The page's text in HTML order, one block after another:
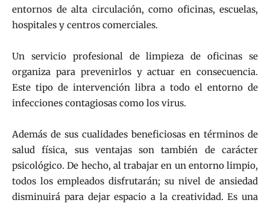
entornos de alta circulación, como oficinas, escuelas,
hospitales y centros comerciales.
Un servicio profesional de limpieza de oficinas se
organiza para prevenirlos y actuar en consecuencia.
Este tipo de intervención libra a todo el entorno de
infecciones contagiosas como los virus.
Además de sus cualidades beneficiosas en términos de
salud física, sus ventajas son también de carácter
psicológico. De hecho, al trabajar en un entorno limpio,
todos los empleados disfrutarán; su nivel de ansiedad
disminuirá para dejar espacio a la creatividad. Es una